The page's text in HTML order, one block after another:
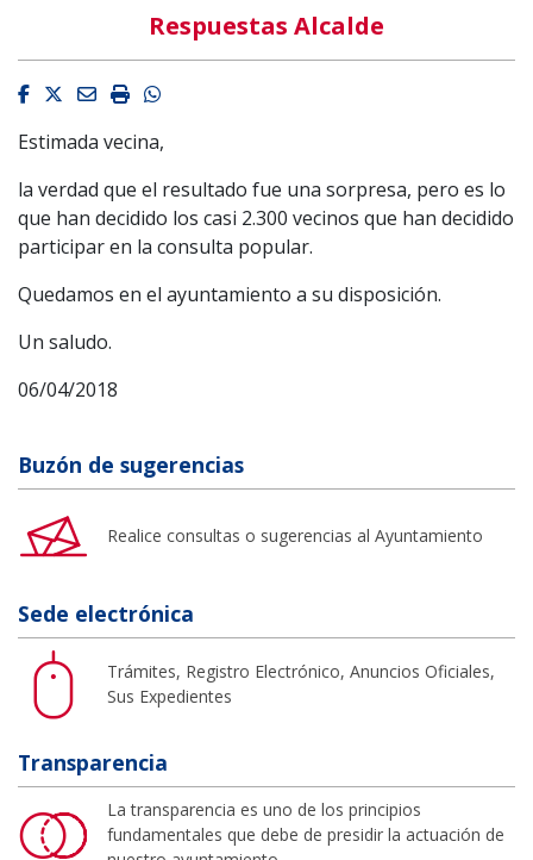
Respuestas Alcalde
Facebook
Twitter
EmailImprimirWhatsapp
Estimada vecina,
la verdad que el resultado fue una sorpresa, pero es lo
que han decidido los casi 2.300 vecinos que han decidido
participar en la consulta popular.
Quedamos en el ayuntamiento a su disposición.
Un saludo.
06/04/2018
Buzón de sugerencias
Realice consultas o sugerencias al Ayuntamiento
Sede electrónica
Trámites, Registro Electrónico, Anuncios Oficiales,
Sus Expedientes
Transparencia
La transparencia es uno de los principios
fundamentales que debe de presidir la actuación de